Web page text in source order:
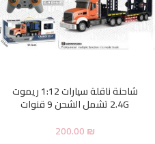
شاحنة ناقلة سيارات 1:12 ريموت
2.4G تشمل الشحن 9 قنوات
200.00₪